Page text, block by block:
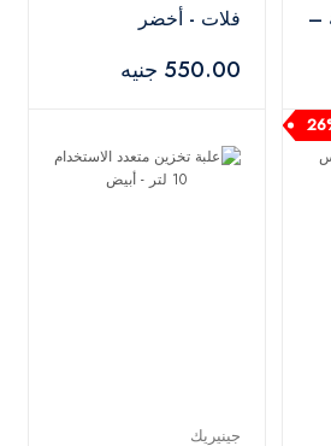
–
فلات - أخضر
550.00 جنيه
جينيريك